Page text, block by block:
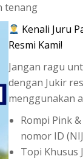
tenang
Kenali Juru
Resmi Kami!
Jangan ragu
dengan Jukir
menggunakan
Rompi Pink
nomor ID
Topi Khusus